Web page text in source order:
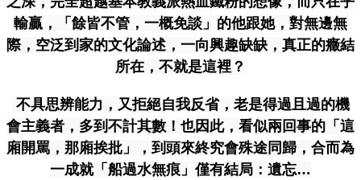
輸贏，「餘皆不管，一概免談」的他跟她，對無邊無
際，空泛到家的文化論述，一向興趣缺缺，真正的癥結
所在，不就是這裡？
不具思辨能力，又拒絕自我反省，老是得過且過的機
會主義者，多到不計其數！也因此，看似兩回事的「這
廂開罵，那廂挨批」，到頭來終究會殊途同歸，合而為
一成就「船過水無痕」僅有結局：遺忘…